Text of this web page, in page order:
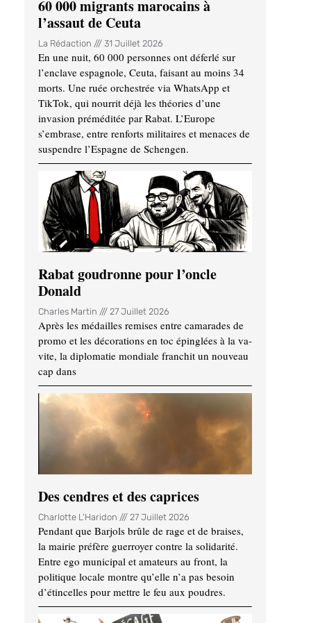
60 000 migrants marocains à
l’assaut de Ceuta
La Rédaction 31 Juillet 2026
En une nuit, 60 000 personnes ont déferlé sur
l’enclave espagnole, Ceuta, faisant au moins 34
morts. Une ruée orchestrée via WhatsApp et
TikTok, qui nourrit déjà les théories d’une
invasion préméditée par Rabat. L’Europe
s’embrase, entre renforts militaires et menaces de
suspendre l’Espagne de Schengen.
Rabat goudronne pour l’oncle
Donald
Charles Martin 27 Juillet 2026
Après les médailles remises entre camarades de
promo et les décorations en toc épinglées à la va-
vite, la diplomatie mondiale franchit un nouveau
cap dans
Des cendres et des caprices
Charlotte L'Haridon 27 Juillet 2026
Pendant que Barjols brûle de rage et de braises,
la mairie préfère guerroyer contre la solidarité.
Entre ego municipal et amateurs au front, la
politique locale montre qu’elle n’a pas besoin
d’étincelles pour mettre le feu aux poudres.